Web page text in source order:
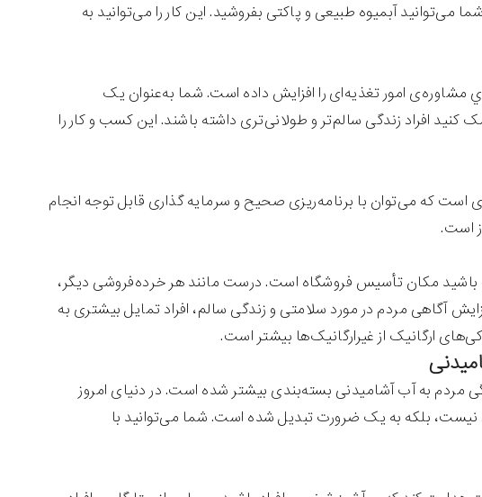
آبمیوه طبیعی و پاکتی بفروشید. این کار را می‌توانید به
امور تغذیه‌ای را افزایش داده است. شما به‌عنوان یک
افراد زندگی سالم‌تر و طولانی‌تری داشته باشند. این کسب و کار را
که می‌توان با برنامه‌ریزی صحیح و سرمایه گذاری قابل توجه انجام
است.
باشید مکان تأسیس فروشگاه است. درست مانند هر خرده‌فروشی دیگر،
آگاهی مردم در مورد سلامتی و زندگی سالم، افراد تمایل بیشتری به
ارگانیک از غیرارگانیک‌ها بیشتر است.
به آب آشامیدنی بسته‌بندی بیشتر شده است. در دنیای امروز
نیست، بلکه به یک ضرورت تبدیل شده است. شما می‌توانید با